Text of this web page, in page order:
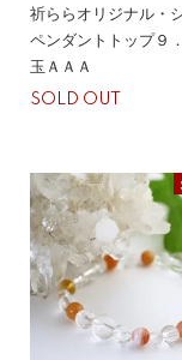
祈ららオリジナル・
ペンダントトップ９
玉ＡＡＡ
SOLD OUT